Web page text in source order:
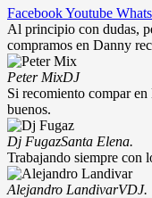
FacebookYoutube
Al principio con dudas,
compramos en Danny
Peter MixDJ
Si recomiento compar
buenos.
Dj FugazSanta Elena.
Trabajando siempre con
Alejandro LandivarVDJ.